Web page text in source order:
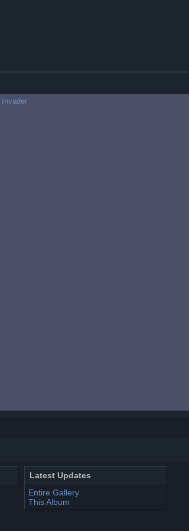
Latest Updates
Entire Gallery
This Album